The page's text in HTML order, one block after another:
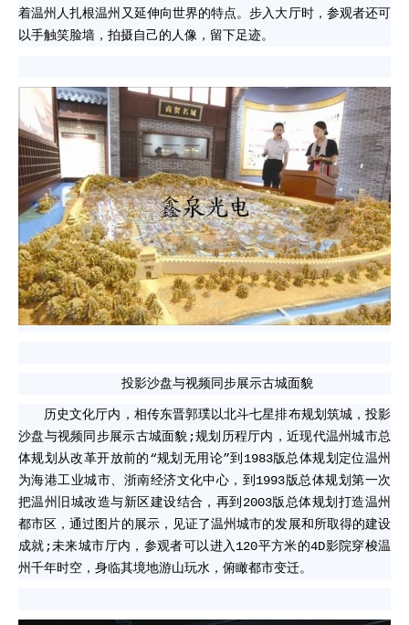
着温州人扎根温州又延伸向世界的特点。步入大厅时，参观者还可
以手触笑脸墙，拍摄自己的人像，留下足迹。
投影沙盘与视频同步展示古城面貌
历史文化厅内，相传东晋郭璞以北斗七星排布规划筑城，投影
沙盘与视频同步展示古城面貌;规划历程厅内，近现代温州城市总
体规划从改革开放前的“规划无用论”到1983版总体规划定位温州
为海港工业城市、浙南经济文化中心，到1993版总体规划第一次
把温州旧城改造与新区建设结合，再到2003版总体规划打造温州
都市区，通过图片的展示，见证了温州城市的发展和所取得的建设
成就;未来城市厅内，参观者可以进入120平方米的4D影院穿梭温
州千年时空，身临其境地游山玩水，俯瞰都市变迁。